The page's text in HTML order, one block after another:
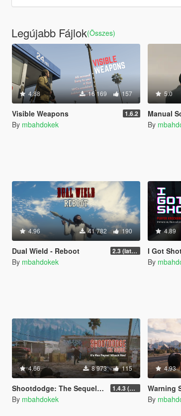
Legújabb Fájlok(Összes)
4.88 16 169 157
Visible Weapons 1.6.2
By mbahdokek
5.0
Manual
By
4.96 41 782 190
Dual Wield - Reboot 2.3 (latest shvdn)
By mbahdokek
4.89
I Got Shot -
By
4.66 8 973 115
Shootdodge: The Sequel (Max Payne) 1.4.3 (enhanced)
By mbahdokek
4.93
Warning
By